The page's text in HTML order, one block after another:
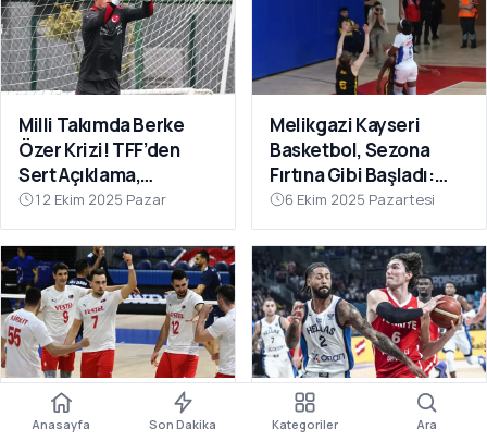
Milli Takımda Berke
Özer Krizi! TFF’den
Sert Açıklama,
Kaleciden Yanıt
Gecikmedi
12 Ekim 2025 Pazar
Melikgazi Kayseri
Basketbol, Sezona
Fırtına Gibi Başladı:
Dardanel Çanakkale’yi
Farklı Geçti
6 Ekim 2025 Pazartesi
Filenin Efeleri Dünya
Şampiyonası’nda 2’de
12 Dev Adam Fırtına
Gibi: Yunanistan’ı Ezip
Anasayfa Son Dakika Kategoriler Ara